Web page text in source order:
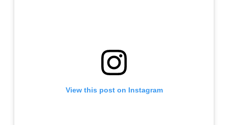
View this post on Instagram